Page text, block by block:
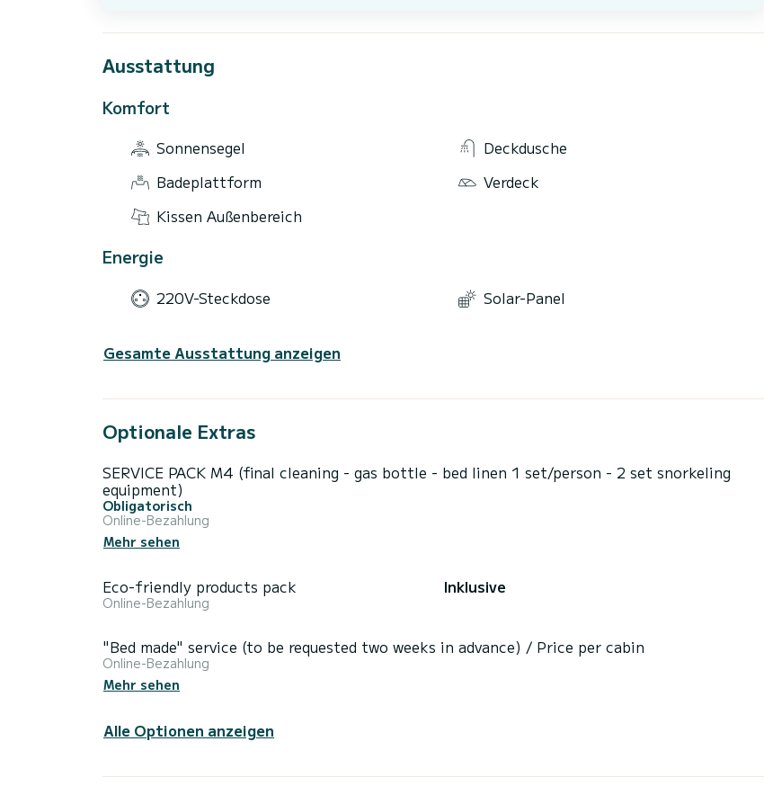
Ausstattung
Komfort
Sonnensegel
Deckdusche
Badeplattform
Verdeck
Kissen Außenbereich
Energie
220V-Steckdose Solar-Panel
Gesamte Ausstattung anzeigen
Optionale Extras
SERVICE PACK M4 (final cleaning - gas bottle - bed linen 1 set/person - 2 set snorkeling
equipment)
Obligatorisch
Online-Bezahlung
Mehr sehen
Eco-friendly products pack
Online-Bezahlung
Inklusive
"Bed made" service (to be requested two weeks in advance) / Price per cabin
Online-Bezahlung
Mehr sehen
Alle Optionen anzeigen